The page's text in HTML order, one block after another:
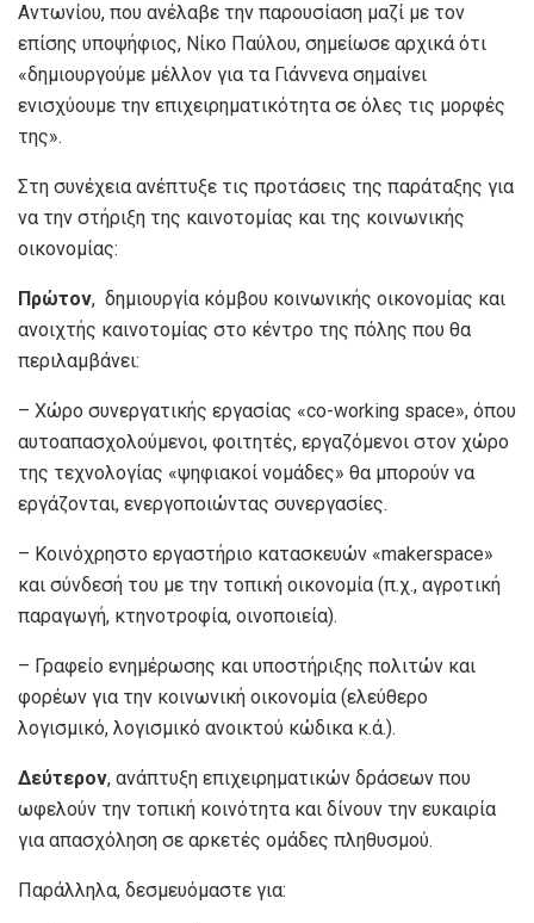
Αντωνίου, που ανέλαβε την παρουσίαση μαζί με τον
επίσης υποψήφιος, Νίκο Παύλου, σημείωσε αρχικά ότι
«δημιουργούμε μέλλον για τα Γιάννενα σημαίνει
ενισχύουμε την επιχειρηματικότητα σε όλες τις μορφές
της».
Στη συνέχεια ανέπτυξε τις προτάσεις της παράταξης για
να την στήριξη της καινοτομίας και της κοινωνικής
οικονομίας:
Πρώτον, δημιουργία κόμβου κοινωνικής οικονομίας και
ανοιχτής καινοτομίας στο κέντρο της πόλης που θα
περιλαμβάνει:
– Χώρο συνεργατικής εργασίας «co-working space», όπου
αυτοαπασχολούμενοι, φοιτητές, εργαζόμενοι στον χώρο
της τεχνολογίας «ψηφιακοί νομάδες» θα μπορούν να
εργάζονται, ενεργοποιώντας συνεργασίες.
– Κοινόχρηστο εργαστήριο κατασκευών «makerspace»
και σύνδεσή του με την τοπική οικονομία (π.χ., αγροτική
παραγωγή, κτηνοτροφία, οινοποιεία).
– Γραφείο ενημέρωσης και υποστήριξης πολιτών και
φορέων για την κοινωνική οικονομία (ελεύθερο
λογισμικό, λογισμικό ανοικτού κώδικα κ.ά.).
Δεύτερον, ανάπτυξη επιχειρηματικών δράσεων που
ωφελούν την τοπική κοινότητα και δίνουν την ευκαιρία
για απασχόληση σε αρκετές ομάδες πληθυσμού.
Παράλληλα, δεσμευόμαστε για: